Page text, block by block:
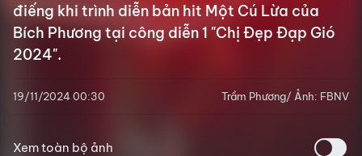
điếng khi trình diễn bản hit Một Cú Lừa của
Bích Phương tại công diễn 1 "Chị Đẹp Đạp Gió
2024".
19/11/2024 00:30 Trầm Phương/ Ảnh: FBNV
Xem toàn bộ ảnh